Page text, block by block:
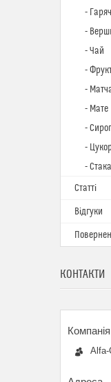
-
-
- Чай
-
-
- Мате
-
-
-
Статті
Відгуки
КОНТАКТИ
Alfa-